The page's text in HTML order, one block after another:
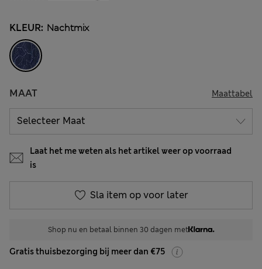
KLEUR: Nachtmix
MAAT Maattabel
Laat het me weten als het artikel weer op voorraad
is
Sla item op voor later
Shop nu en betaal binnen 30 dagen met
Gratis thuisbezorging bij meer dan €75